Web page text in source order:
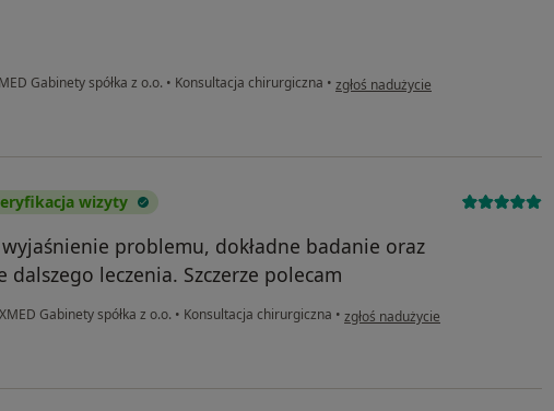
Gabinety spółka z o.o. • Konsultacja chirurgiczna • w opinii użytkownika Maria Steinert
zgłoś nadużycie
wizyty
wyjaśnienie problemu, dokładne badanie oraz
dalszego leczenia. Szczerze polecam
Gabinety spółka z o.o. • Konsultacja chirurgiczna • w opinii użytkownika Adam
zgłoś nadużycie